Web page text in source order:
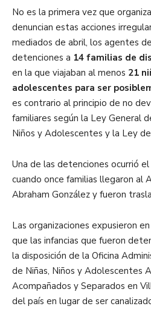
No es la primera vez que
denuncian estas acciones
mediados de abril, los agentes
detenciones a 14 familias de
en la que viajaban al menos 21
adolescentes para ser
es contrario al principio de no
familiares según la Ley General
Niños y Adolescentes y la Ley
Una de las detenciones ocurrió
cuando once familias llegaron al
Abraham González y fueron
Las organizaciones expusieron
que las infancias que fueron
la disposición de la Oficina
de Niñas, Niños y Adolescentes
Acompañados y Separados en
del país en lugar de ser